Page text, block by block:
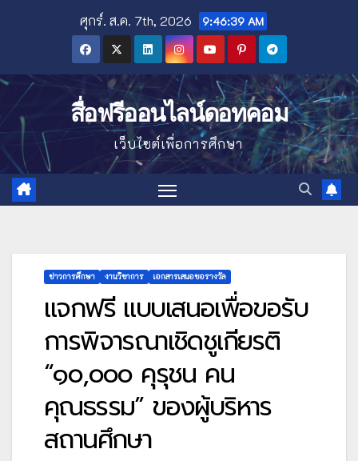
ศุกร์. ส.ค. 7th, 2026 9:46:40 AM
สื่อฟรีออนไลน์ดอทคอม
เว็บไซต์เพื่อการศึกษา
ข่าวการศึกษา งานวิชาการ เอกสารเสนอขอรางวัล
แจกฟรี แบบเสนอเพื่อขอรับ
การพิจารณาเชิดชูเกียรติ
“๑๐,๐๐๐ คุรุชน คน
คุณธรรม” ของผู้บริหาร
สถานศึกษา